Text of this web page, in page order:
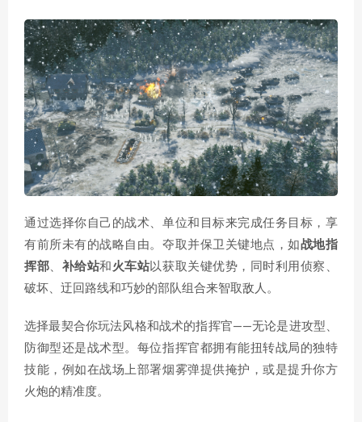
通过选择你自己的战术、单位和目标来完成任务目标，享
有前所未有的战略自由。夺取并保卫关键地点，如战地指
挥部
补给站和 火车站以获取关键优势，同时利用侦察、
破坏、迂回路线和巧妙的部队组合来智取敌人。
选择最契合你玩法风格和战术的指挥官——无论是进攻型、
防御型还是战术型。每位指挥官都拥有能扭转战局的独特
技能，例如在战场上部署烟雾弹提供掩护，或是提升你方
火炮的精准度。